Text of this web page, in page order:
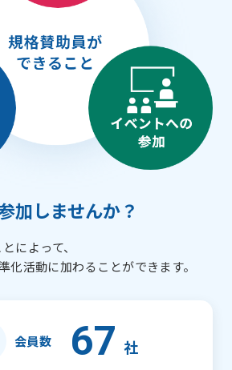
加しませんか？
によって、
化活動に加わることができます。
会員数 67 社